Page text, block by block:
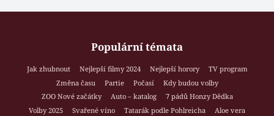
Populární témata
Jak zhubnout Nejlepší filmy 2024 Nejlepší horory
TV program
Změna času
Partie Počasí
Kdy budou volby
ZOO Nové začátky
Auto – katalog
7 pádů Honzy Dědka
Volby 2025
Svařené víno Tatarák podle Pohlreicha
Aloe vera